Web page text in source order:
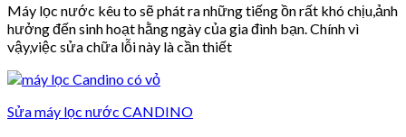
Máy lọc nước kêu to sẽ phát ra những tiếng ồn rất khó chịu,ảnh
hưởng đến sinh hoạt hằng ngày của gia đình bạn. Chính vì
vậy,việc sửa chữa lỗi này là cần thiết
Sửa máy lọc nước CANDINO